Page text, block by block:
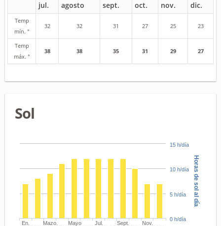
jul. agosto sept. oct. nov. dic.
Temp
mín. °
32 32 31 27 25 23
Temp
máx. °
38 38 35 31 29 27
Sol
Horas de sol al día
En.
Mazo.
Mayo
Jul.
Sept.
Nov.
0 h/día
5 h/día
10 h/día
15 h/día